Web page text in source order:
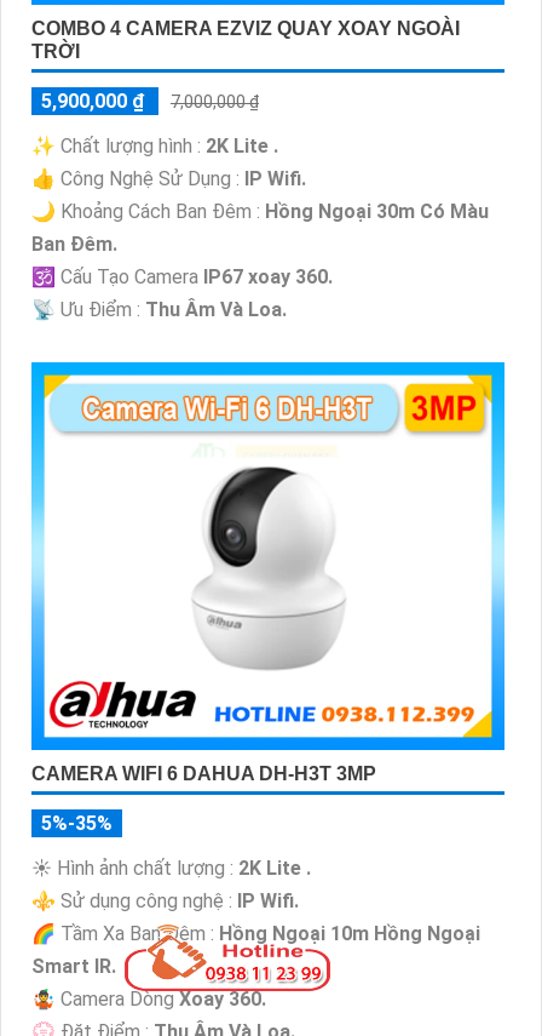
COMBO 4 CAMERA EZVIZ QUAY XOAY NGOÀI
TRỜI
5,900,000 ₫ 7,000,000 ₫
✨ Chất lượng hình : 2K Lite .
👍 Công Nghệ Sử Dụng : IP Wifi.
🌙 Khoảng Cách Ban Đêm : Hồng Ngoại 30m Có Màu
Ban Ðêm.
🕉️ Cấu Tạo Camera IP67 xoay 360.
️📡 Ưu Điểm : Thu Âm Và Loa.
CAMERA WIFI 6 DAHUA DH-H3T 3MP
5%-35%
☀️ Hình ảnh chất lượng : 2K Lite .
⚜️ Sử dụng công nghệ : IP Wifi.
🌈 Tầm Xa Ban Đêm : Hồng Ngoại 10m Hồng Ngoại
Smart IR.
🤹 Camera DòngXoay 360.
️💮 Đặt Điểm : Thu Âm Và Loa.